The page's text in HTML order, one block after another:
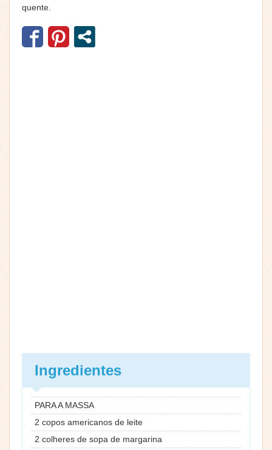
quente.
Ingredientes
PARA A MASSA
2 copos americanos de leite
2 colheres de sopa de margarina